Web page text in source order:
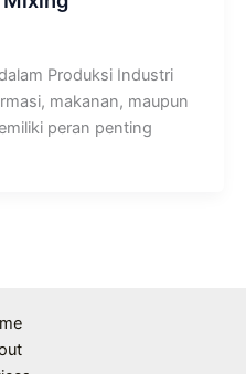
Produksi Industri
makanan, maupun
peran penting